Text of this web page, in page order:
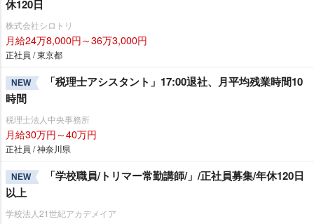
休120日
株式会社シロトリ
月給24万8,000円～36万3,000円
正社員 / 東京都
NEW
「税理士アシスタント」17:00退社、月平均残業時間10
時間
税理士法人中央事務所
月給30万円～40万円
正社員 / 神奈川県
NEW
「学校職員/トリマー常勤講師/」/正社員募集/年休120日
以上
学校法人21世紀アカデメイア